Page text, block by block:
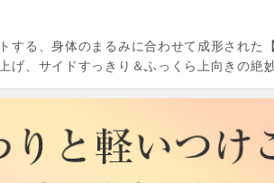
する、身体のまるみに合わせて成形された
げ、サイドすっきり＆ふっくら上向きの絶